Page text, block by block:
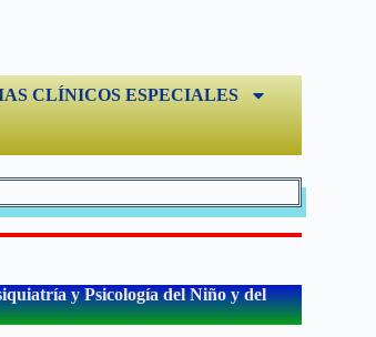
CLÍNICOS ESPECIALES
y Psicología del Niño y del